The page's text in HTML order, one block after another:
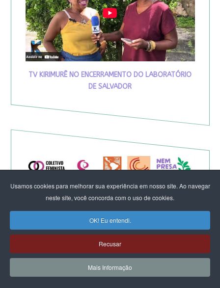
Usamos cookies para melhorar sua experiência em nosso site. Ao navegar
neste site, você concorda com o uso de cookies.
OK! Eu entendi.
Recusar
Mais Informação
TV KIRIMURÊ NO ENCERRAMENTO DO LABORATÓRIO
DE SALVADOR
Eleição de Erika Hilton para
presidente da Comissão da